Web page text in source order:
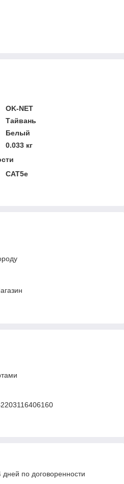
OK-NET
Тайвань
Белый
0.033 кг
CAT5е
дней по договоренности